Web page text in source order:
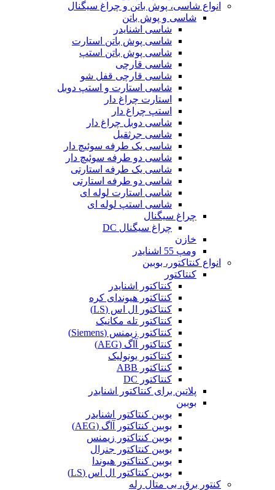
انواع شاسی، پوش باتن و چراغ سیگنال
شاسی و پوش باتن
شاسی اشنایدر
شاسی پوش باتن استارت
شاسی پوش باتن استپ
شاسی قارچی
شاسی قارچی قفل شو
شاسی استارت و استپ دوبل
استارت چراغ دار
استپ چراغ دار
شاسی دوبل چراغ دار
شاسی جرثقیل
شاسی یک طرفه سوئیچ دار
شاسی دو طرفه سوئیچ دار
شاسی یک طرفه استارتی
شاسی دو طرفه استارتی
شاسی استارت لوله ای
شاسی استپ لوله ای
چراغ سیگنال
چراغ سیگنال DC
خازن
ومپ 55 اشنایدر
انواع کنتاکتور، بوبین
کنتاکتور
کنتاکتور اشنایدر
کنتاکتور هیوندای کره
کنتاکتور ال اس (LS)
کنتاکتور تله مکانیک
کنتاکتور زیمنس (Siemens)
کنتاکتور آاگ (AEG)
کنتاکتور یونولیک
کنتاکتور ABB
کنتاکتور DC
پلاتین برای کنتاکتور اشنایدر
بوبین
بوبین کنتاکتور اشنایدر
بوبین کنتاکتور آاگ (AEG)
بوبین کنتاکتور زیمنس
بوبین کنتاکتور جنرال
بوبین کنتاکتور هیوندا
بوبین کنتاکتور ال اس (LS)
کنتور برق، بی متال رله